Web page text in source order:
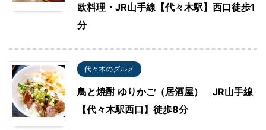
欧料理・JR山手線【代々木駅】西口徒歩1
分
代々木のグルメ
鳥と焼酎 ゆりかご（居酒屋） JR山手線
【代々木駅西口】徒歩8分